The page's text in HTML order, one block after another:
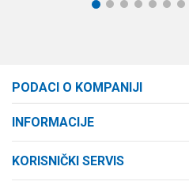
1 2 3 4 5 6 7
PODACI O KOMPANIJI
Cara Dušana 47
INFORMACIJE
KORISNIČKI SERVIS